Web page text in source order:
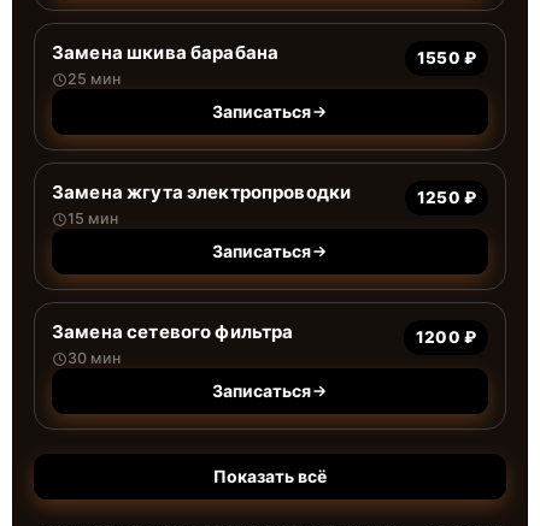
Замена шкива барабана
25 мин
1550 ₽
Записаться
Замена жгута электропроводки
15 мин
1250 ₽
Записаться
Замена сетевого фильтра
30 мин
1200 ₽
Записаться
Показать всё